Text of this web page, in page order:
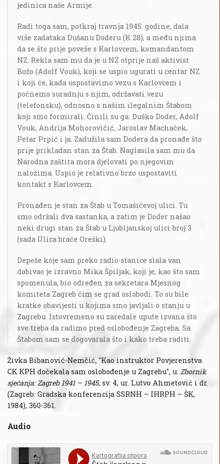
jedinica naše Armije.
Radi toga sam, potkraj travnja 1945. godine, dala
više zadataka Dušanu Doderu (K 28), a među njima
da se što prije poveže s Karlovcem, komandantom
NZ. Rekla sam mu da je u NZ otprije naš aktivist
Božo (Adolf Vouk), koji se uspio ugurati u centar NZ
i koji će, kada uspostavimo vezu s Karlovcem i
počnemo suradnju s njim, održavati vezu
(telefonsku), odnosno s našim ilegalnim Štabom
koji smo formirali. Činili su ga: Duško Doder, Adolf
Vouk, Andrija Mohorovičić, Jaroslav Machaček,
Petar Prpić i ja. Zadužila sam Dodera da pronađe što
prije prikladan stan za Štab. Naglasila sam mu da
Narodna zaštita mora djelovati po njegovim
nalozima. Uspio je relativno brzo uspostaviti
kontakt s Karlovcem.
Pronađen je stan za Štab u Tomašićevoj ulici. Tu
smo održali dva sastanka, a zatim je Doder našao
neki drugi stan za Štab u Ljubljanskoj ulici broj 3
(sada Ulica braće Oreški).
Depeše koje sam preko radio-stanice slala van
dobivao je izravno Mika Špiljak, koji je, kao što sam
spomenula, bio određen za sekretara Mjesnog
komiteta Zagreb čim se grad oslobodi. To su bile
kratke obavijesti u kojima smo javljali o stanju u
Zagrebu. Istovremeno su zaredale upute izvana što
sve treba da radimo pred oslobođenje Zagreba. Sa
Štabom sam se dogovarala što i kako treba raditi.
Živka Bibanović-Nemčić, "Kao instruktor Povjerenstva
CK KPH dočekala sam oslobođenje u Zagrebu", u: Zbornik
sjećanja: Zagreb 1941 – 1945, sv. 4, ur. Lutvo Ahmetović i dr.
(Zagreb: Gradska konferencija SSRNH – IHRPH – ŠK,
1984), 360-361.
Audio